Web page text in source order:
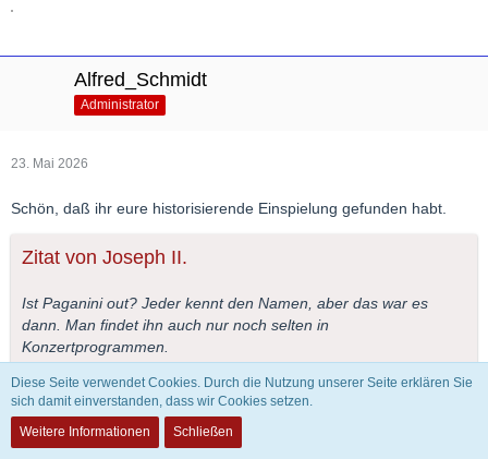
Alfred_Schmidt
Administrator
23. Mai 2026
Schön, daß ihr eure historisierende Einspielung gefunden habt.
Zitat von Joseph II.
Ist Paganini out? Jeder kennt den Namen, aber das war es
dann. Man findet ihn auch nur noch selten in
Konzertprogrammen.
Abgesehen davon ist zu sagen, daß diese Frage leider mit ja zu
beantworten ist. Schon etwa 20 Jahren ist er nicht mehr gefragt,
weil man ihm nachsagt, er sei ein reiner Virtuose gewesen, seine
Diese Seite verwendet Cookies. Durch die Nutzung unserer Seite erklären Sie
sich damit einverstanden, dass wir Cookies setzen.
Weitere Informationen
Schließen